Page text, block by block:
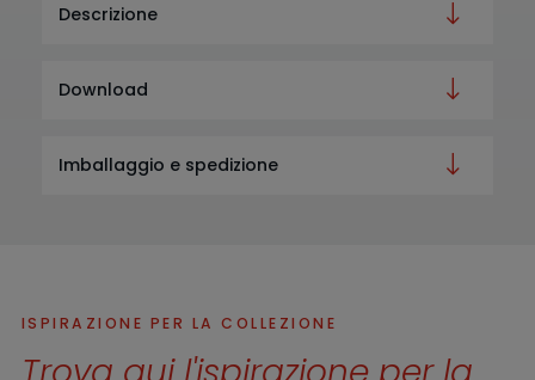
Descrizione
Download
Imballaggio e spedizione
ISPIRAZIONE PER LA COLLEZIONE